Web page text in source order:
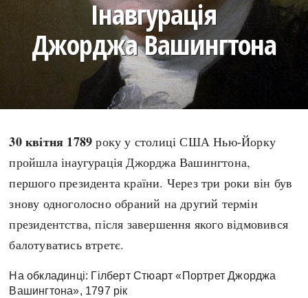
search
СЬОГОДНІ
ВИ (НЕ) ЗНАЛИ
ПОДКАСТИ
КАРТИ
НОТА БЕНЕ
ФОТОІСТОРІЇ
ПРЯМА МОВА
МОЯ ІСТОРІЯ
Рубрики Україна
Інавгурація
Джорджа Вашингтона
30 квітня 1789 року у столиці США Нью-Йорку
пройшла інаугурація Джорджа Вашингтона,
першого президента країни. Через три роки він був
знову одноголосно обраний на другий термін
президентства, після завершення якого відмовився
балотуватись втретє.
На обкладинці: Гілберт Стюарт «Портрет Джорджа
Вашингтона», 1797 рік